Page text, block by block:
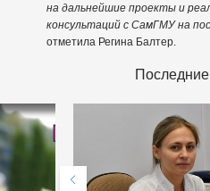
на дальнейшие проекты и
консультаций с СамГМУ на
отметила Регина Балтер.